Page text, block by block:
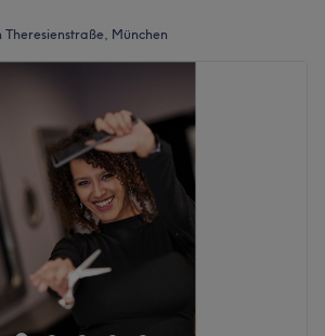
München